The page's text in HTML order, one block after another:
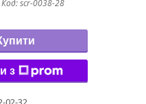
Код:scr-0038-28
з